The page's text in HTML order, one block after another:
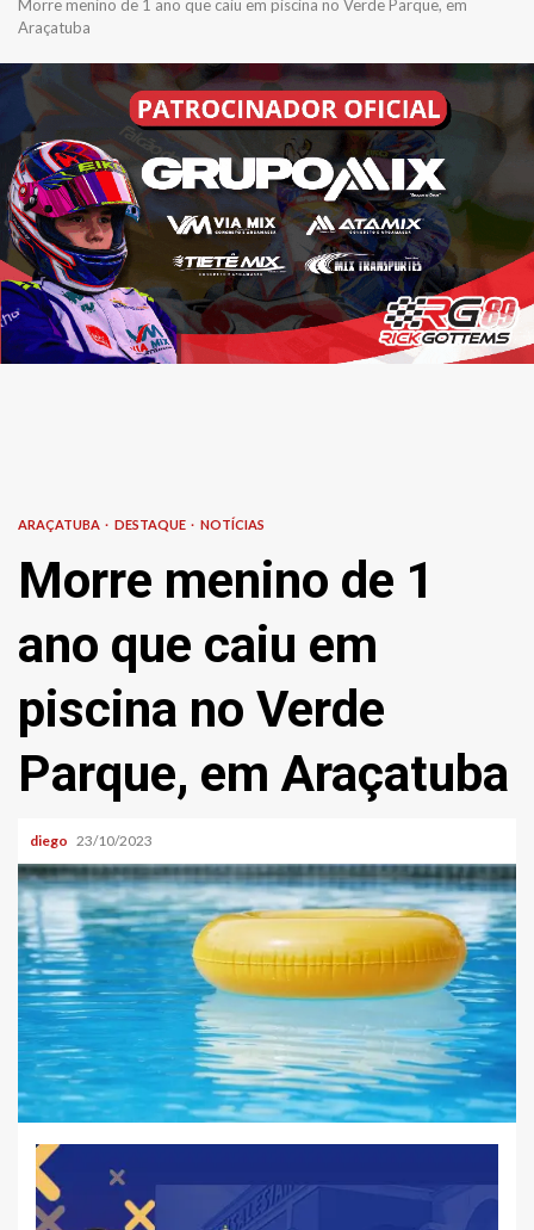
Morre menino de 1 ano que caiu em piscina no Verde Parque, em
Araçatuba
ARAÇATUBA DESTAQUE NOTÍCIAS
Morre menino de 1
ano que caiu em
piscina no Verde
Parque, em Araçatuba
diego 23/10/2023